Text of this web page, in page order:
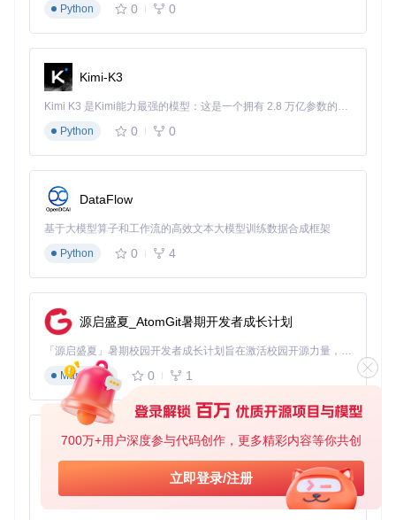
700万+用户深度参与代码创作，更多精彩内容等你共创
立即登录/注册
Python
0 0
Kimi-K3
Kimi K3 是Kimi能力最强的模型：这是一个拥有 2.8 万亿参数的混合专家（MoE）模型，具备原生视觉理解能力，并支持 100 万 token 的上下文窗口。
Python
0 0
DataFlow
基于大模型算子和工作流的高效文本大模型训练数据合成框架
Python
0 4
源启盛夏_AtomGit暑期开发者成长计划
「源启盛夏」暑期校园开发者成长计划旨在激活校园开源力量，通过积分激励、认证扶持、资源倾斜等形式，引导高校组织和开发者完成「入驻 — 建项目 — 做贡献 — 获认证 — 得资源」的完整闭环。无论你是想带领社团入驻平台的组织者，还是希望用代码贡献证明自己的开发者，都能在这里找到属于你的成长路径。
Markdown
0 1
py-xiaozhi
基于Python的Xiaozhi AI，适用于想要完整Xiaozhi体验而无需拥有专用硬件的用户。
Python
0 1